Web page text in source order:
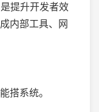
提升开发者效
内部工具、网
搭系统。